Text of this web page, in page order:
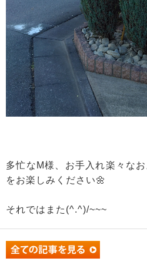
多忙なM様、お手入れ楽々な
をお楽しみください🌼
それではまた(^.^)/~~~